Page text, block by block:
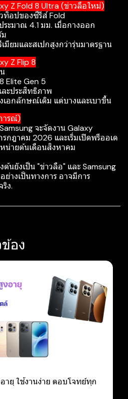
Z Fold 8 Ultra (ข่าวลือใหม่)
ปของซีรีส์ Fold
าณ 4.1 มม. เมื่อกางออก
และสเปกสูงกว่ารุ่นมาตรฐาน
Z Flip 8
Gen 5
ระสิทธิภาพ
ลักษณ์เดิม แต่บางและเบาขึ้น
ารณ์)
จะจัดงาน Galaxy
กฎาคม 2026 และเริ่มเปิดพรีออเด
น่ายต้นเดือนสิงหาคม
นยังเป็น "ข่าวลือ" และ Samsung
ย่างเป็นทางการ อาจมีการ
ง.
อง
ายุ ใช้งานง่าย ตอบโจทย์ทุก